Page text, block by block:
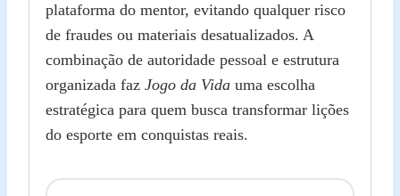
plataforma do mentor, evitando qualquer risco
de fraudes ou materiais desatualizados. A
combinação de autoridade pessoal e estrutura
organizada faz Jogo da Vida uma escolha
estratégica para quem busca transformar lições
do esporte em conquistas reais.